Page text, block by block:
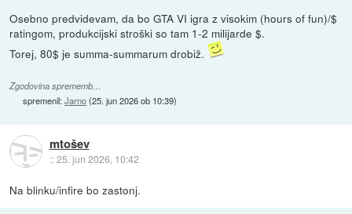
Osebno predvidevam, da bo GTA VI igra z visokim (hours of fun)/$
ratingom, produkcijski stroški so tam 1-2 milijarde $.
Torej, 80$ je summa-summarum drobiž.
Zgodovina sprememb…
spremenil:Jarno(25. jun 2026 ob 10:39)
mtošev
::25. jun 2026, 10:42
Na blinku/infire bo zastonj.